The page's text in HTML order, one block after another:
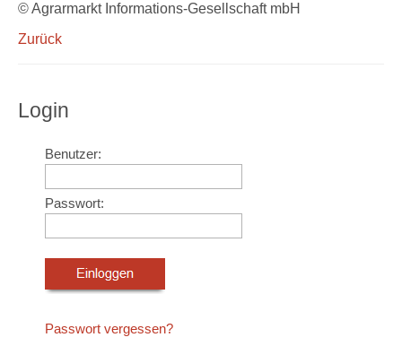
© Agrarmarkt Informations-Gesellschaft mbH
Zurück
Login
Benutzer:
Passwort:
Passwort vergessen?